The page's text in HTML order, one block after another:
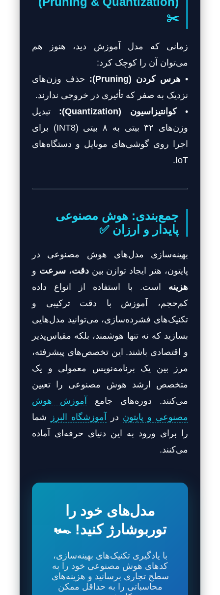
✂️
زمانی که مدل آموزش دید، هنوز هم
می‌توان آن را کوچک کرد:
• هرس کردن (Pruning):
حذف وزن‌های
نزدیک به صفر که تأثیری در خروجی ندارند.
•کوانتیزاسیون (Quantization):
تبدیل
وزن‌های ۳۲ بیتی به ۸ بیتی (INT8) برای
اجرا روی گوشی‌های موبایل و دستگاه‌های
IoT.
جمع‌بندی: هوش مصنوعی
پایدار و ارزان ✅
بهینه‌سازی مدل‌های هوش مصنوعی در
پایتون، هنر ایجاد توازن بیندقت،سرعت و
هزینه است. با استفاده از انواع داده
کم‌حجم، آموزش با دقت ترکیبی و
تکنیک‌های فشرده‌سازی، می‌توانید مدل‌هایی
بسازید که نه تنها هوشمند، بلکه مقیاس‌پذیر
و اقتصادی باشند. این تخصص‌های پیشرفته،
مرز بین یک برنامه‌نویس معمولی و یک
متخصص ارشد هوش مصنوعی را تعیین
می‌کنند. دوره‌های جامع
آموزش هوش
مصنوعی و پایتون در آموزشگاه البرز
شما
را برای ورود به این دنیای حرفه‌ای آماده
می‌کنند.
مدل‌های خود را
توربوشارژ کنید! 🏎️
با یادگیری تکنیک‌های بهینه‌سازی،
کدهای هوش مصنوعی خود را به
سطح تجاری برسانید و هزینه‌های
محاسباتی را به حداقل ممکن